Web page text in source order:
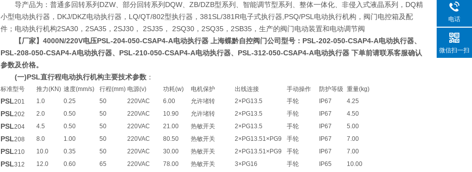
导产品为：普通多回转系列DZW、部分回转系列DQW、ZB/DZB型系列、智能调节型系列、整体一体化、非侵入式液晶系列，DQ精
小型电动执行器，DKJ/DKZ电动执行器，LQ/QT/802型执行器，381SL/381R电子式执行器,PSQ/PSL电动执行机构，阀门电控箱及配
件；电动执行机构2SA30，2SA35，2SJ30， 2SJ35， 2SQ30，2SQ35，2SB35，生产的阀门电动装置和电动调节阀
【厂家】4000N/220V电压PSL-204-050-CSAP4-A电动执行器 上海蝶黔自控阀门公司型号： PSL-202-050-CSAP4-A电动执行器、
PSL-208-050-CSAP4-A电动执行器、 PSL-210-050-CSAP4-A电动执行器、 PSL-312-050-CSAP4-A电动执行器 下单前请联系客服确认
参数及价格。
(一)PSL直行程电动执行机构主要技术参数 ：
标准型号 推力(KN) 速度(mm/s) 行程(mm) 电源(v) 功耗(w) 电机保护 出线连接 手动操作 防护等级 重量(kg)
PSL201 1.0 0.25 50 220VAC 6.00 允许堵转 2×PG13.5 手轮 IP67 4.25
PSL202 2.0 0.50 50 220VAC 10.90 允许堵转 2×PG13.5 手轮 IP67 4.50
PSL204 4.5 0.50 50 220VAC 21.00 热敏开关 2×PG13.5 手轮 IP67 5.00
PSL208 8.0 1.00 50 220VAC 80.50 热敏开关 2×PG13.51×PG9 手轮 IP67 7.00
PSL210 10.0 0.35 50 220VAC 30.00 热敏开关 2×PG13.51×PG9 手轮 IP67 7.00
PSL312 12.0 0.60 65 220VAC 78.00 热敏开关 3×PG16 手轮 IP65 10.00
电话
微信扫一扫